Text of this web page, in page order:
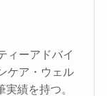
ィーアドバイ
ケア・ウェル
績を持つ。